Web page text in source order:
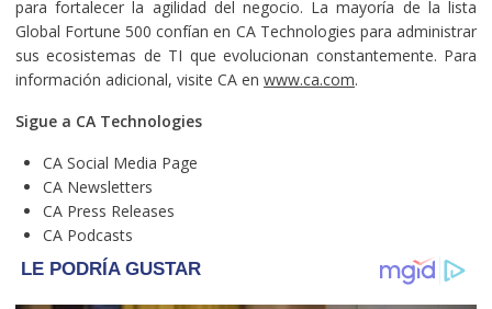
para fortalecer la agilidad del negocio. La mayoría de la lista
Global Fortune 500 confían en CA Technologies para administrar
sus ecosistemas de TI que evolucionan constantemente. Para
información adicional, visite CA en www.ca.com.
Sigue a CA Technologies
CA Social Media Page
CA Newsletters
CA Press Releases
CA Podcasts